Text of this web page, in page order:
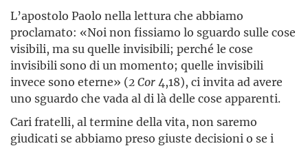
L’apostolo Paolo nella lettura che abbiamo
proclamato: «Noi non fissiamo lo sguardo sulle cose
visibili, ma su quelle invisibili; perché le cose
invisibili sono di un momento; quelle invisibili
invece sono eterne» (2 Cor 4,18), ci invita ad avere
uno sguardo che vada al di là delle cose apparenti.
Cari fratelli, al termine della vita, non saremo
giudicati se abbiamo preso giuste decisioni o se i